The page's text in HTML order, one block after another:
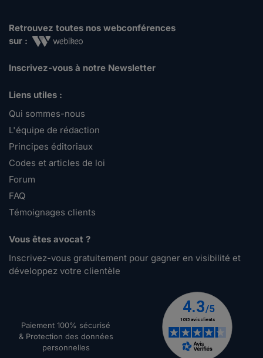
Retrouvez toutes nos webconférences
sur :
Inscrivez-vous à notre Newsletter
Liens utiles :
Qui sommes-nous
L'équipe de rédaction
Principes éditoriaux
Codes et articles de loi
Forum
FAQ
Témoignages clients
Vous êtes avocat ?
Inscrivez-vous gratuitement pour gagner en visibilité et
développez votre clientèle
Paiement 100% sécurisé
& Protection des données
personnelles